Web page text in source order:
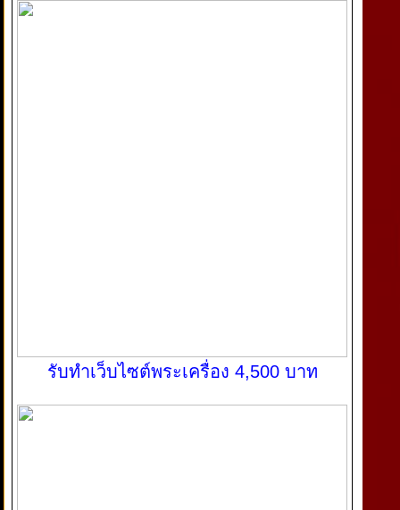
รับทำเว็บไซต์พระเครื่อง 4,500 บาท